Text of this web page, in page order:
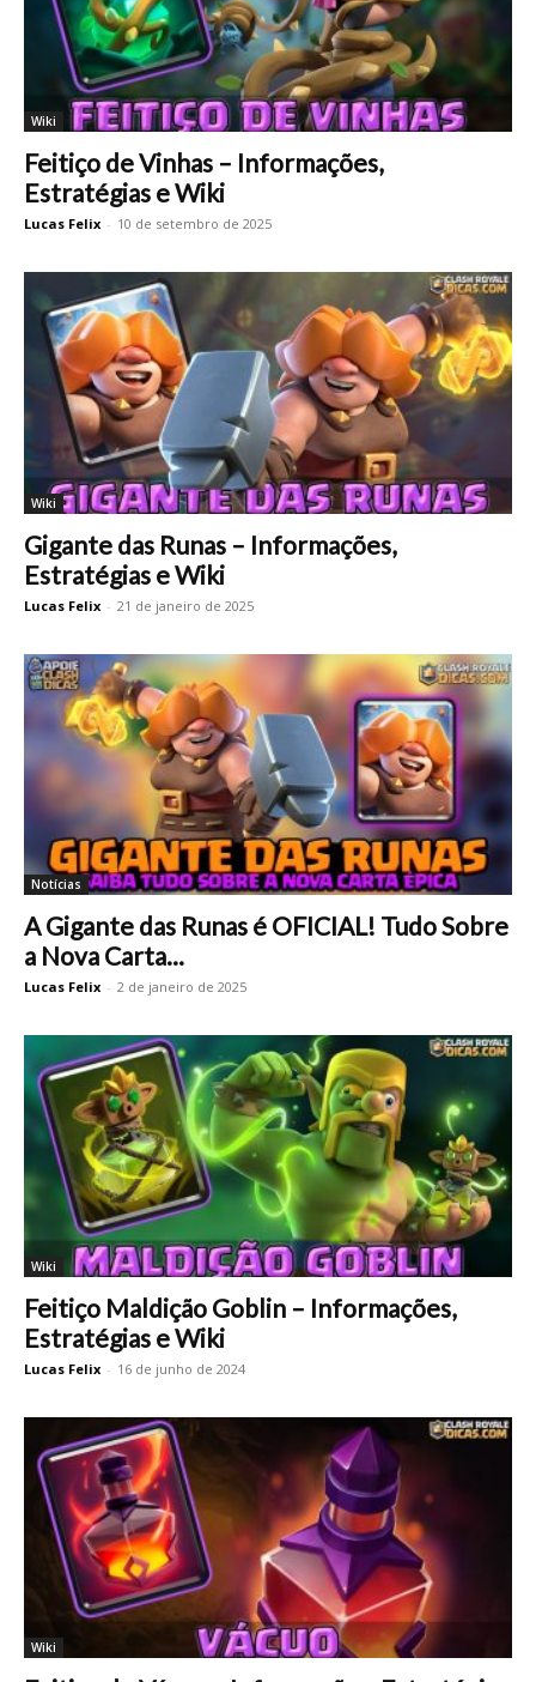
Wiki
Feitiço de Vinhas – Informações,
Estratégias e Wiki
Lucas Felix - 10 de setembro de 2025
Wiki
Gigante das Runas – Informações,
Estratégias e Wiki
Lucas Felix - 21 de janeiro de 2025
Notícias
A Gigante das Runas é OFICIAL! Tudo Sobre
a Nova Carta...
Lucas Felix - 2 de janeiro de 2025
Wiki
Feitiço Maldição Goblin – Informações,
Estratégias e Wiki
Lucas Felix - 16 de junho de 2024
Wiki